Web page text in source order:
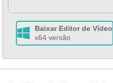
Baixar Editor de Vídeo
x64 versão